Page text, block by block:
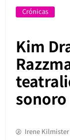
Crónicas
Kim
Irene Kilmister